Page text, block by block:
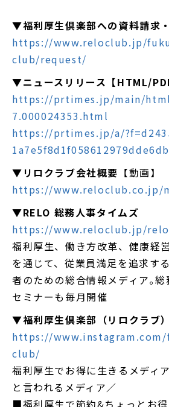
▼福利厚生倶楽部への資料請求
https://www.reloclub.jp/
club/request/
▼ニュースリリース【HTML/
https://prtimes.jp/main/
7.000024353.html
https://prtimes.jp/a/
▼ リロクラブ会社概要 【動画
https://www.reloclub.co.jp/
▼RELO 総務人事タイムズ
https://www.reloclub.jp/
福利厚生、働き方改革、健康経
を通じて、従業員満足を追求す
者のための総合情報メディア｡
セミナーも毎月開催
▼福利厚生倶楽部（リロクラ
https://
club/
福利厚生でお得に生きるメディ
と言われるメディア／